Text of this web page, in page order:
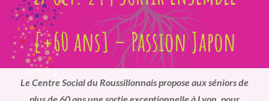
[+60 ans] – Passion Japon
Le Centre Social du Roussillonnais propose aux séniors de